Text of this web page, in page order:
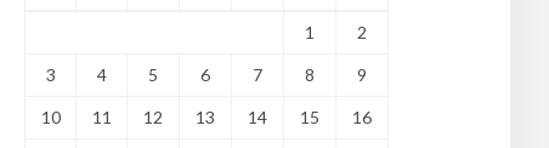
1 2
3 4 5 6 7 8 9
10 11 12 13 14 15 16